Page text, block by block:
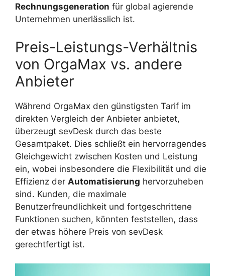
Rechnungsgeneration für global agierende
Unternehmen unerlässlich ist.
Preis-Leistungs-Verhältnis
von OrgaMax vs. andere
Anbieter
Während OrgaMax den günstigsten Tarif im
direkten Vergleich der Anbieter anbietet,
überzeugt sevDesk durch das beste
Gesamtpaket. Dies schließt ein hervorragendes
Gleichgewicht zwischen Kosten und Leistung
ein, wobei insbesondere die Flexibilität und die
Effizienz der Automatisierung hervorzuheben
sind. Kunden, die maximale
Benutzerfreundlichkeit und fortgeschrittene
Funktionen suchen, könnten feststellen, dass
der etwas höhere Preis von sevDesk
gerechtfertigt ist.